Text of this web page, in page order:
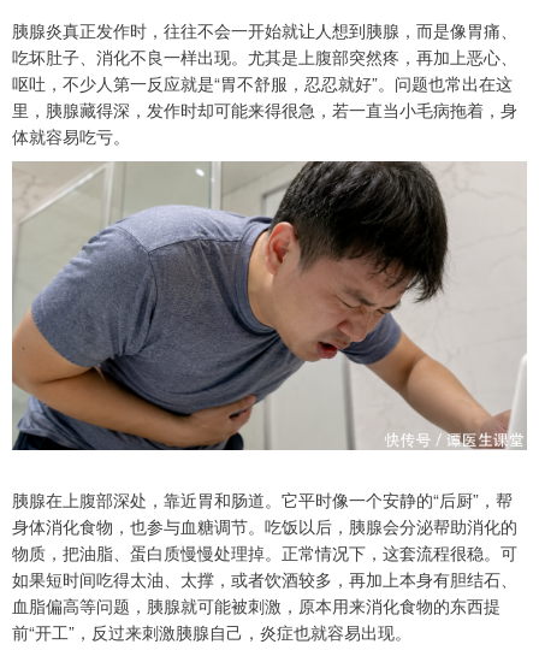
胰腺炎真正发作时，往往不会一开始就让人想到胰腺，而是像胃痛、
吃坏肚子、消化不良一样出现。尤其是上腹部突然疼，再加上恶心、
呕吐，不少人第一反应就是“胃不舒服，忍忍就好”。问题也常出在这
里，胰腺藏得深，发作时却可能来得很急，若一直当小毛病拖着，身
体就容易吃亏。
胰腺在上腹部深处，靠近胃和肠道。它平时像一个安静的“后厨”，帮
身体消化食物，也参与血糖调节。吃饭以后，胰腺会分泌帮助消化的
物质，把油脂、蛋白质慢慢处理掉。正常情况下，这套流程很稳。可
如果短时间吃得太油、太撑，或者饮酒较多，再加上本身有胆结石、
血脂偏高等问题，胰腺就可能被刺激，原本用来消化食物的东西提
前“开工”，反过来刺激胰腺自己，炎症也就容易出现。